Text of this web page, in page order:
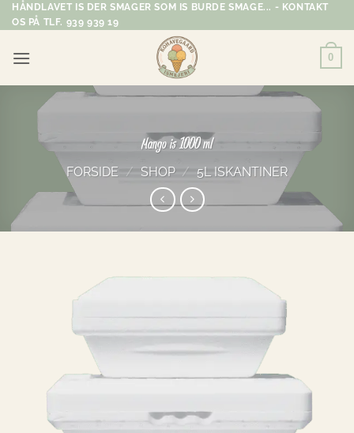
Fortsæt
til
HÅNDLAVET IS DER SMAGER SOM IS BURDE SMAGE... - KONTAKT
OS PÅ TLF. 939 939 19
0
Mango is 1000 ml
FORSIDE / SHOP / 5L ISKANTINER